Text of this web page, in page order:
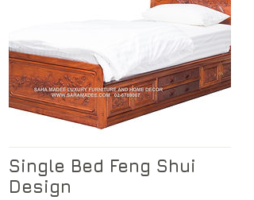
Single Bed Feng Shui
Design